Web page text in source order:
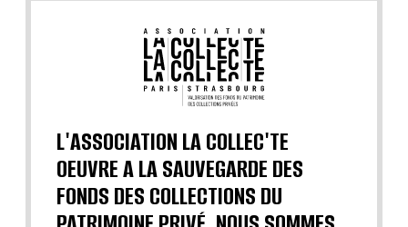
L'ASSOCIATION LA COLLEC'TE
OEUVRE A LA SAUVEGARDE DES
FONDS DES COLLECTIONS DU